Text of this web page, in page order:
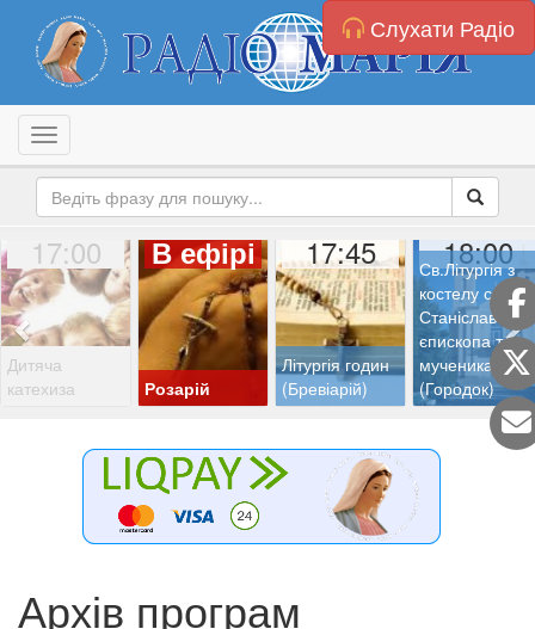
Слухати Радіо
Toggle navigation
17:00
Дитяча
катехиза
В ефірі
Розарій
17:45
Літургія годин
(Бревіарій)
18:00
Св.Літургія з
костелу св.
Станіслава
єпископа та
мученика
(Городок)
Архів програм